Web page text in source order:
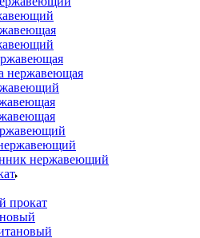
нержавеющая
нержавеющий
прокат